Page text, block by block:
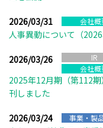
2026/03/31 会社概
人事異動について（2026
2026/03/26 IR
会社概
2025年12月期（第112
刊しました
2026/03/24 事業・製